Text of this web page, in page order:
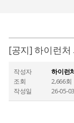
[공지] 하이런처
작성자
하이런
조회
2,666회
작성일
26-05-